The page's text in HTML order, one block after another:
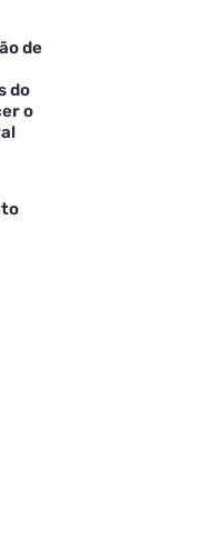
de
do
o